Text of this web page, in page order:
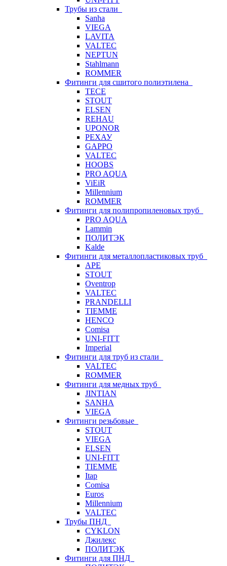
Трубы из стали
Sanha
VIEGA
LAVITA
VALTEC
NEPTUN
Stahlmann
ROMMER
Фитинги для сшитого полиэтилена
TECE
STOUT
ELSEN
REHAU
UPONOR
РЕХАУ
GAPPO
VALTEC
HOOBS
PRO AQUA
ViEiR
Millennium
ROMMER
Фитинги для полипропиленовых труб
PRO AQUA
Lammin
ПОЛИТЭК
Kalde
Фитинги для металлопластиковых труб
APE
STOUT
Oventrop
VALTEC
PRANDELLI
TIEMME
HENCO
Comisa
UNI-FITT
Imperial
Фитинги для труб из стали
VALTEC
ROMMER
Фитинги для медных труб
JINTIAN
SANHA
VIEGA
Фитинги резьбовые
STOUT
VIEGA
ELSEN
UNI-FITT
TIEMME
Itap
Comisa
Euros
Millennium
VALTEC
Трубы ПНД
CYKLON
Джилекс
ПОЛИТЭК
Фитинги для ПНД